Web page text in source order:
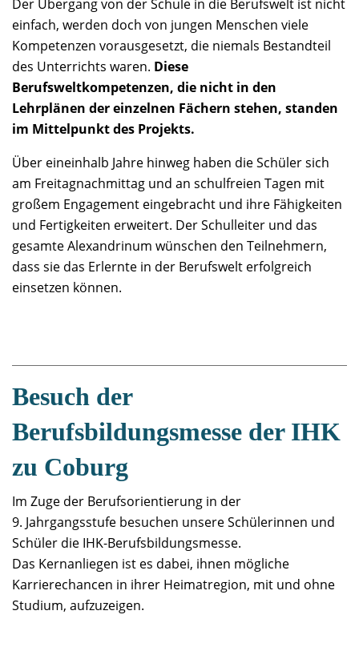
Der Übergang von der Schule in die Berufswelt ist nicht
einfach, werden doch von jungen Menschen viele
Kompetenzen vorausgesetzt, die niemals Bestandteil
des Unterrichts waren. Diese
Berufsweltkompetenzen, die nicht in den
Lehrplänen der einzelnen Fächern stehen, standen
im Mittelpunkt des Projekts.
Über eineinhalb Jahre hinweg haben die Schüler sich
am Freitagnachmittag und an schulfreien Tagen mit
großem Engagement eingebracht und ihre Fähigkeiten
und Fertigkeiten erweitert. Der Schulleiter und das
gesamte Alexandrinum wünschen den Teilnehmern,
dass sie das Erlernte in der Berufswelt erfolgreich
einsetzen können.
Besuch der
Berufsbildungsmesse der IHK
zu Coburg
Im Zuge der Berufsorientierung in der
9. Jahrgangsstufe besuchen unsere Schülerinnen und
Schüler die IHK-Berufsbildungsmesse.
Das Kernanliegen ist es dabei, ihnen mögliche
Karrierechancen in ihrer Heimatregion, mit und ohne
Studium, aufzuzeigen.